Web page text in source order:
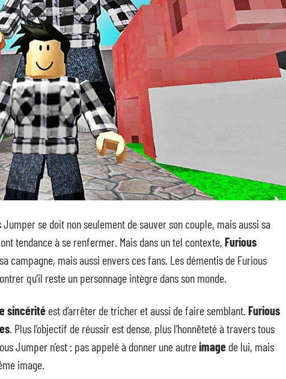
se doit non seulement de sauver son couple, mais aussi sa
tendance à se renfermer. Mais dans un tel contexte, Furious
campagne, mais aussi envers ces fans. Les démentis de Furious
qu’il reste un personnage intègre dans son monde.
sincérité est d’arrêter de tricher et aussi de faire semblant. Furious
. Plus l’objectif de réussir est dense, plus l’honnêteté à travers tous
Jumper n’est : pas appelé à donner une autreimage de lui, mais
image.